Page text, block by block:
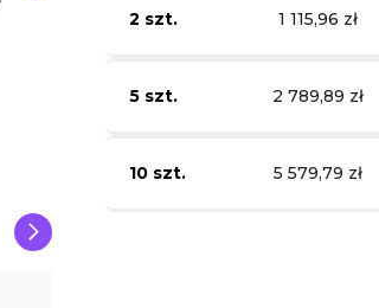
2 szt. 1 115,96 zł
5 szt. 2 789,89 zł
10 szt. 5 579,79 zł